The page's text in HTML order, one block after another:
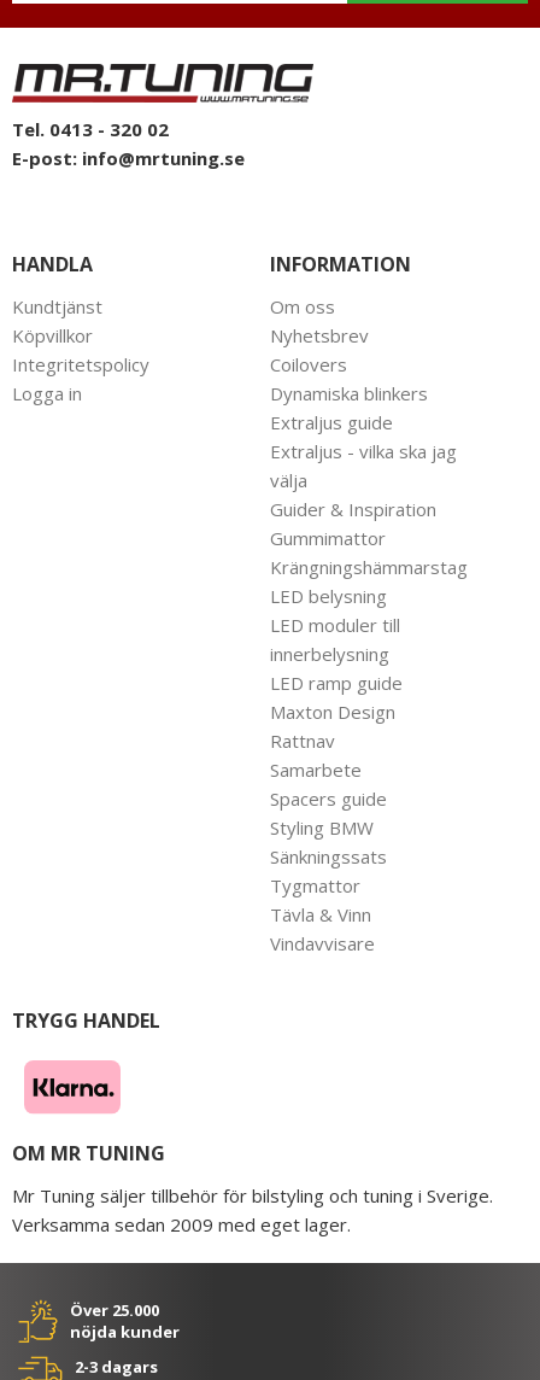
Tel. 0413 - 320 02
E-post: info@mrtuning.se
HANDLA
Kundtjänst
Köpvillkor
Integritetspolicy
Logga in
INFORMATION
Om oss
Nyhetsbrev
Coilovers
Dynamiska blinkers
Extraljus guide
Extraljus - vilka ska jag
välja
Guider & Inspiration
Gummimattor
Krängningshämmarstag
LED belysning
LED moduler till
innerbelysning
LED ramp guide
Maxton Design
Rattnav
Samarbete
Spacers guide
Styling BMW
Sänkningssats
Tygmattor
Tävla & Vinn
Vindavvisare
TRYGG HANDEL
OM MR TUNING
Mr Tuning säljer tillbehör för bilstyling och tuning i Sverige.
Verksamma sedan 2009 med eget lager.
Över 25.000
nöjda kunder
2-3 dagars